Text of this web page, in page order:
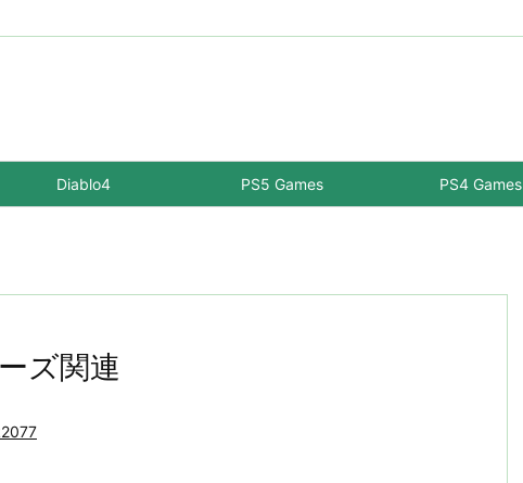
Diablo4 PS5 Games PS4 Games
ズ関連